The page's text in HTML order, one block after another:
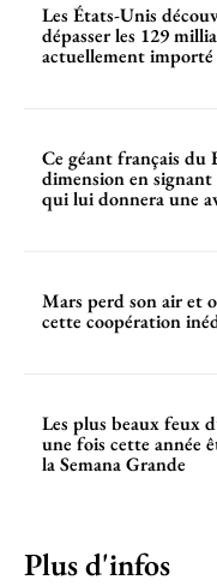
Les États-Unis
dépasser les 129
actuellement
Ce géant français du
dimension en
qui lui donnera une
Mars perd son air et
cette coopération
Les plus beaux feux
une fois cette année
la Semana Grande
Plus d'infos